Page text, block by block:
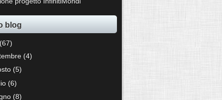
blog
(67)
(4)
(5)
(6)
(8)